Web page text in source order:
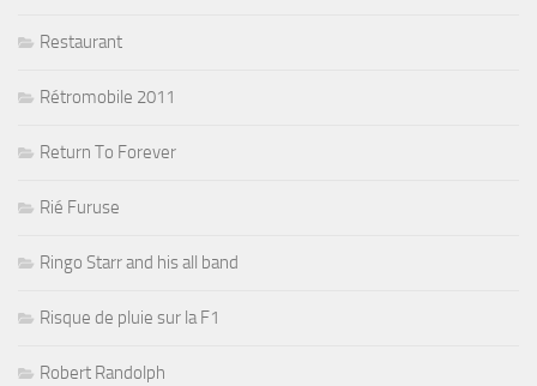
Restaurant
Rétromobile 2011
Return To Forever
Rié Furuse
Ringo Starr and his all band
Risque de pluie sur la F1
Robert Randolph